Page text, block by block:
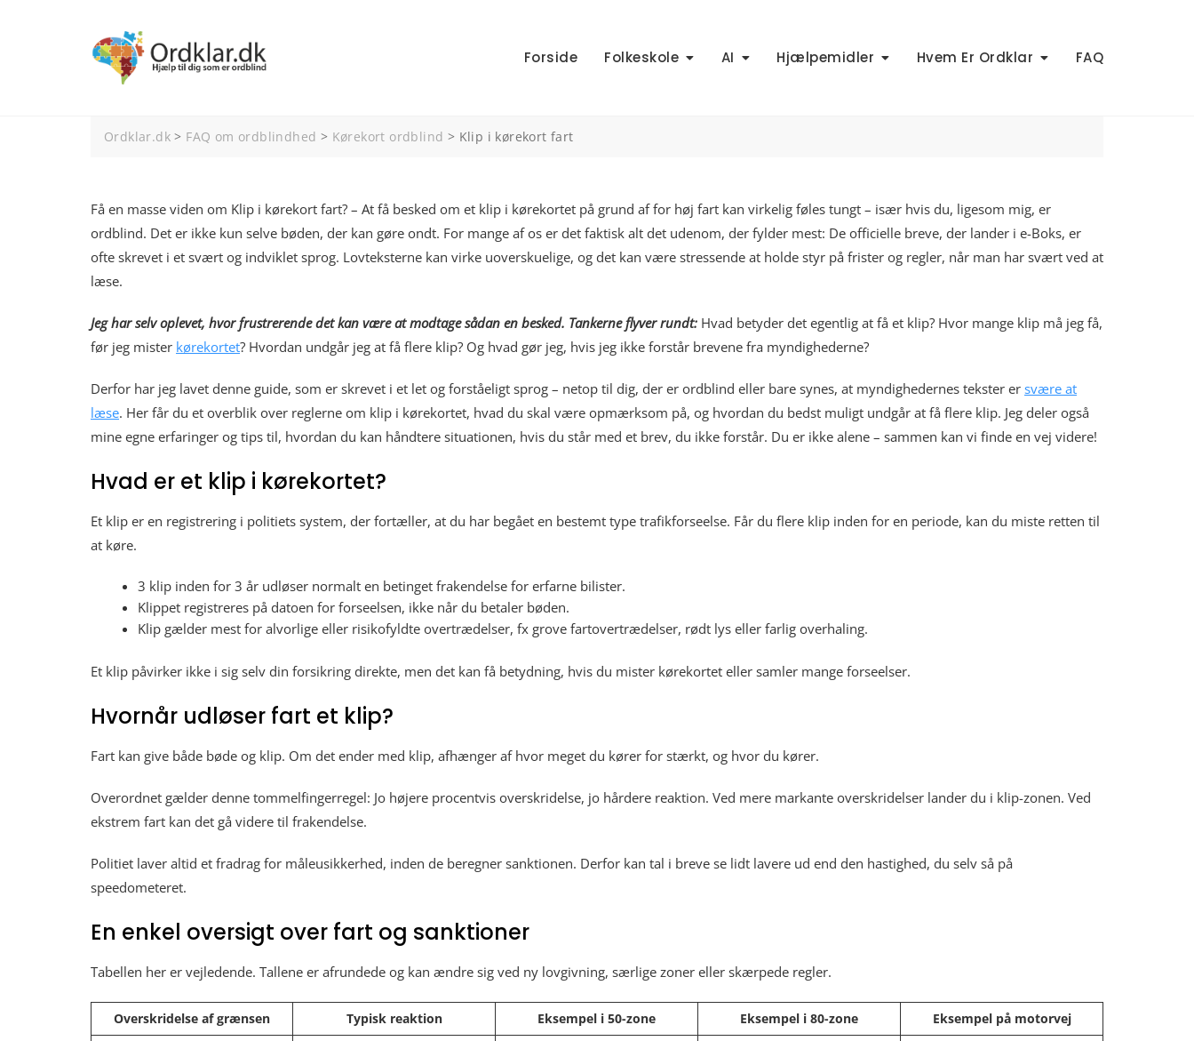
Forside Folkeskole AI Hjælpemidler Hvem Er Ordklar FAQ
Ordklar.dk > FAQ om ordblindhed > Kørekort ordblind > Klip i kørekort fart
Få en masse viden om Klip i kørekort fart? – At få besked om et klip i kørekortet på grund af for høj fart kan virkelig føles tungt – især hvis du, ligesom mig, er
ordblind. Det er ikke kun selve bøden, der kan gøre ondt. For mange af os er det faktisk alt det udenom, der fylder mest: De officielle breve, der lander i e-Boks, er
ofte skrevet i et svært og indviklet sprog. Lovteksterne kan virke uoverskuelige, og det kan være stressende at holde styr på frister og regler, når man har svært ved at
læse.
Jeg har selv oplevet, hvor frustrerende det kan være at modtage sådan en besked. Tankerne flyver rundt: Hvad betyder det egentlig at få et klip? Hvor mange klip må jeg få,
før jeg mister kørekortet? Hvordan undgår jeg at få flere klip? Og hvad gør jeg, hvis jeg ikke forstår brevene fra myndighederne?
Derfor har jeg lavet denne guide, som er skrevet i et let og forståeligt sprog – netop til dig, der er ordblind eller bare synes, at myndighedernes tekster er svære at
læse. Her får du et overblik over reglerne om klip i kørekortet, hvad du skal være opmærksom på, og hvordan du bedst muligt undgår at få flere klip. Jeg deler også
mine egne erfaringer og tips til, hvordan du kan håndtere situationen, hvis du står med et brev, du ikke forstår. Du er ikke alene – sammen kan vi finde en vej videre!
Hvad er et klip i kørekortet?
Et klip er en registrering i politiets system, der fortæller, at du har begået en bestemt type trafikforseelse. Får du flere klip inden for en periode, kan du miste retten til
at køre.
3 klip inden for 3 år udløser normalt en betinget frakendelse for erfarne bilister.
Klippet registreres på datoen for forseelsen, ikke når du betaler bøden.
Klip gælder mest for alvorlige eller risikofyldte overtrædelser, fx grove fartovertrædelser, rødt lys eller farlig overhaling.
Et klip påvirker ikke i sig selv din forsikring direkte, men det kan få betydning, hvis du mister kørekortet eller samler mange forseelser.
Hvornår udløser fart et klip?
Fart kan give både bøde og klip. Om det ender med klip, afhænger af hvor meget du kører for stærkt, og hvor du kører.
Overordnet gælder denne tommelfingerregel: Jo højere procentvis overskridelse, jo hårdere reaktion. Ved mere markante overskridelser lander du i klip-zonen. Ved
ekstrem fart kan det gå videre til frakendelse.
Politiet laver altid et fradrag for måleusikkerhed, inden de beregner sanktionen. Derfor kan tal i breve se lidt lavere ud end den hastighed, du selv så på
speedometeret.
En enkel oversigt over fart og sanktioner
Tabellen her er vejledende. Tallene er afrundede og kan ændre sig ved ny lovgivning, særlige zoner eller skærpede regler.
Overskridelse af grænsen Typisk reaktion Eksempel i 50-zone Eksempel i 80-zone
Eksempel på motorvej